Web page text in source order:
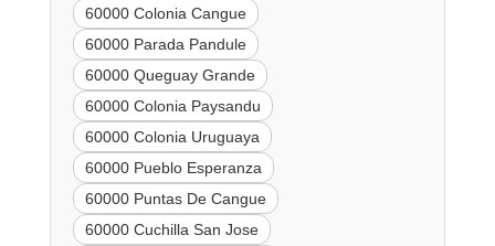
60000 Colonia Cangue
60000 Parada Pandule
60000 Queguay Grande
60000 Colonia Paysandu
60000 Colonia Uruguaya
60000 Pueblo Esperanza
60000 Puntas De Cangue
60000 Cuchilla San Jose